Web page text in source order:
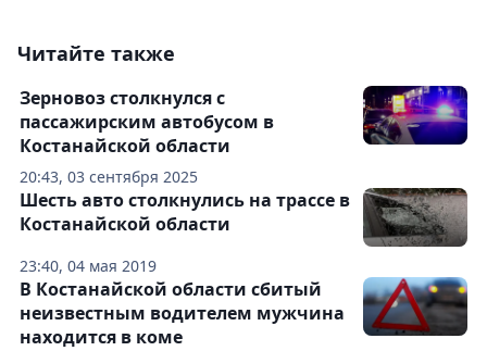
Читайте также
20:43, 03 сентября 2025
Зерновоз столкнулся с
пассажирским автобусом в
Костанайской области
23:40, 04 мая 2019
Шесть авто столкнулись на трассе в
Костанайской области
В Костанайской области сбитый
неизвестным водителем мужчина
находится в коме